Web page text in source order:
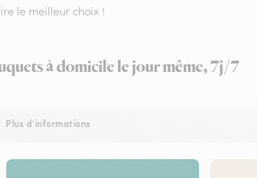
le meilleur choix !
à domicile le jour même, 7j/7
Plus d'informations